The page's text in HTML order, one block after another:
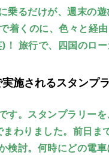
乗るだけが、週末の
着くのに、色々と経
旅行で、四国のロ
施されるスタンプ
す。スタンプラリー
わりました。前日ま
検討。何時にどの電